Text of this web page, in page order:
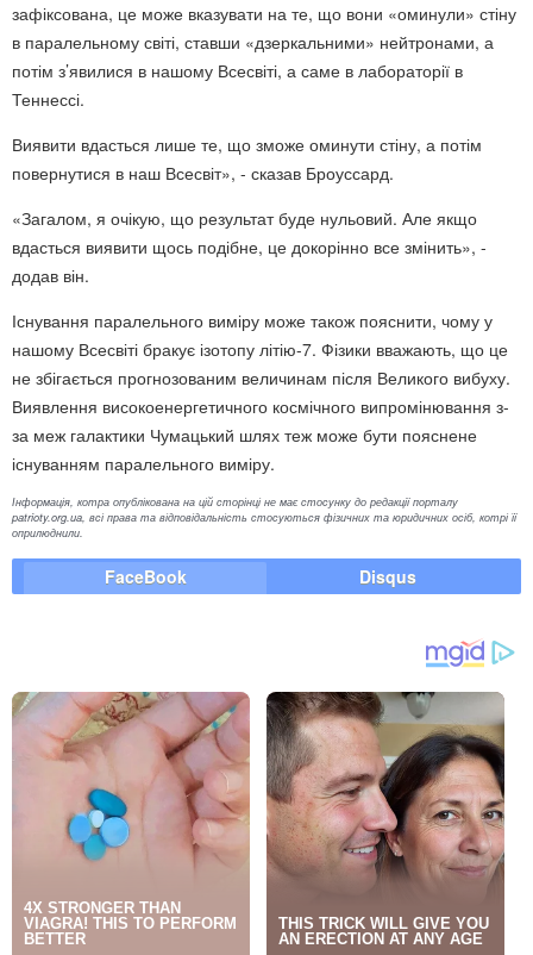
зафіксована, це може вказувати на те, що вони «оминули» стіну
в паралельному світі, ставши «дзеркальними» нейтронами, а
потім з’явилися в нашому Всесвіті, а саме в лабораторії в
Теннессі.
Виявити вдасться лише те, що зможе оминути стіну, а потім
повернутися в наш Всесвіт», - сказав Броуссард.
«Загалом, я очікую, що результат буде нульовий. Але якщо
вдасться виявити щось подібне, це докорінно все змінить», -
додав він.
Існування паралельного виміру може також пояснити, чому у
нашому Всесвіті бракує ізотопу літію-7. Фізики вважають, що це
не збігається прогнозованим величинам після Великого вибуху.
Виявлення високоенергетичного космічного випромінювання з-
за меж галактики Чумацький шлях теж може бути пояснене
існуванням паралельного виміру.
Інформація, котра опублікована на цій сторінці не має стосунку до редакції порталу
patrioty.org.ua, всі права та відповідальність стосуються фізичних та юридичних осіб, котрі її
оприлюднили.
FaceBook Disqus